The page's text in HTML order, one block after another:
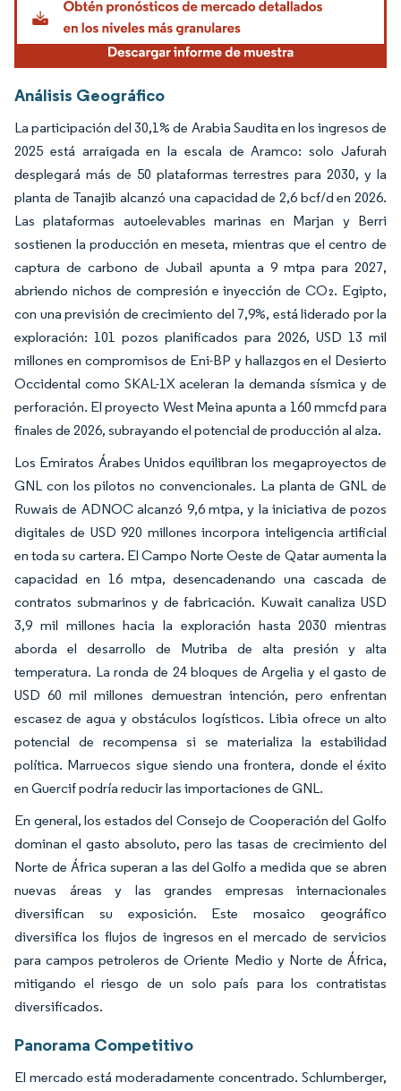
Análisis Geográfico
La participación del 30,1% de Arabia Saudita en los ingresos de
2025 está arraigada en la escala de Aramco: solo Jafurah
desplegará más de 50 plataformas terrestres para 2030, y la
planta de Tanajib alcanzó una capacidad de 2,6 bcf/d en 2026.
Las plataformas autoelevables marinas en Marjan y Berri
sostienen la producción en meseta, mientras que el centro de
captura de carbono de Jubail apunta a 9 mtpa para 2027,
abriendo nichos de compresión e inyección de CO₂. Egipto,
con una previsión de crecimiento del 7,9%, está liderado por la
exploración: 101 pozos planificados para 2026, USD 13 mil
millones en compromisos de Eni-BP y hallazgos en el Desierto
Occidental como SKAL-1X aceleran la demanda sísmica y de
perforación. El proyecto West Meina apunta a 160 mmcfd para
finales de 2026, subrayando el potencial de producción al alza.
Los Emiratos Árabes Unidos equilibran los megaproyectos de
GNL con los pilotos no convencionales. La planta de GNL de
Ruwais de ADNOC alcanzó 9,6 mtpa, y la iniciativa de pozos
digitales de USD 920 millones incorpora inteligencia artificial
en toda su cartera. El Campo Norte Oeste de Qatar aumenta la
capacidad en 16 mtpa, desencadenando una cascada de
contratos submarinos y de fabricación. Kuwait canaliza USD
3,9 mil millones hacia la exploración hasta 2030 mientras
aborda el desarrollo de Mutriba de alta presión y alta
temperatura. La ronda de 24 bloques de Argelia y el gasto de
USD 60 mil millones demuestran intención, pero enfrentan
escasez de agua y obstáculos logísticos. Libia ofrece un alto
potencial de recompensa si se materializa la estabilidad
política. Marruecos sigue siendo una frontera, donde el éxito
en Guercif podría reducir las importaciones de GNL.
En general, los estados del Consejo de Cooperación del Golfo
dominan el gasto absoluto, pero las tasas de crecimiento del
Norte de África superan a las del Golfo a medida que se abren
nuevas áreas y las grandes empresas internacionales
diversifican su exposición. Este mosaico geográfico
diversifica los flujos de ingresos en el mercado de servicios
para campos petroleros de Oriente Medio y Norte de África,
mitigando el riesgo de un solo país para los contratistas
diversificados.
Panorama Competitivo
El mercado está moderadamente concentrado. Schlumberger,